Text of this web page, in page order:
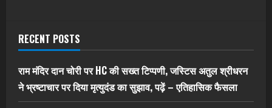
RECENT POSTS
राम मंदिर दान चोरी पर HC की सख्त टिप्पणी, जस्टिस अतुल श्रीधरन
ने भ्रष्टाचार पर द‍िया मृत्युदंड का सुझाव, पढ़ें – एत‍िहास‍िक फैसला